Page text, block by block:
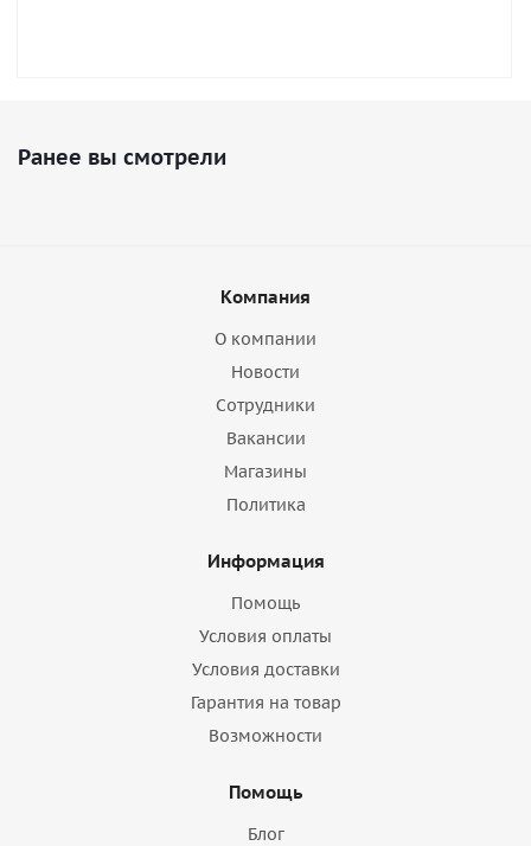
Ранее вы смотрели
Компания
О компании
Новости
Сотрудники
Вакансии
Магазины
Политика
Информация
Помощь
Условия оплаты
Условия доставки
Гарантия на товар
Возможности
Помощь
Блог